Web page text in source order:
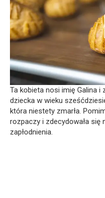
Ta kobieta nosi imię Galina i
dziecka w wieku
która niestety zmarła.
rozpaczy i zdecydowała się
zapłodnienia.